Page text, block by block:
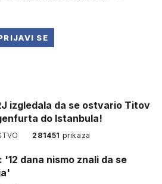
SE
izgledala da se ostvario Titov
do Istanbula!
281451 prikaza
'12 dana nismo znali da se